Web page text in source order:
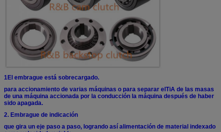
1El embrague está sobrecargado.
para accionamiento de varias máquinas o para separar el TiA de las masas
de una máquina accionada por la conducción la máquina después de haber
sido apagada.
2. Embrague de indicación
que gira un eje paso a paso, logrando así alimentación de material indexado